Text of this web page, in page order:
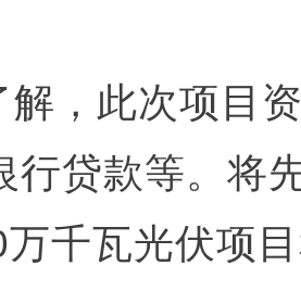
解，此次项目
行贷款等。将
千瓦光伏项